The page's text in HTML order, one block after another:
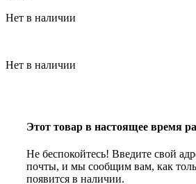
Нет в наличии
Нет в наличии
Этот товар в настоящее время
Не беспокойтесь! Введите свой
почты, и мы сообщим вам, как
появится в наличии.